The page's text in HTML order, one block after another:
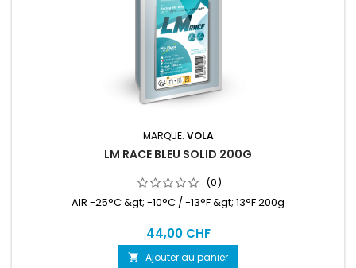
MARQUE: VOLA
LM RACE BLEU SOLID 200G
(0)
AIR -25°C &gt; -10°C / -13°F &gt; 13°F 200g
44,00 CHF
 Ajouter au panier